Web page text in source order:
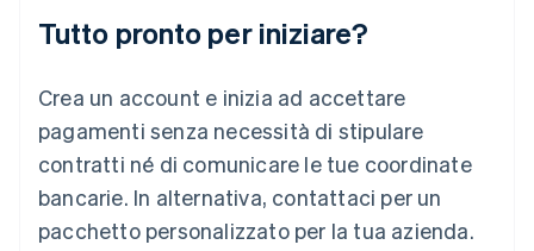
Tutto pronto per iniziare?
Crea un account e inizia ad accettare
pagamenti senza necessità di stipulare
contratti né di comunicare le tue coordinate
bancarie. In alternativa, contattaci per un
pacchetto personalizzato per la tua azienda.
Malta
English
EspañolEnglish
Norvegia
English
Nuova Zelanda
English
NederlandsEnglish